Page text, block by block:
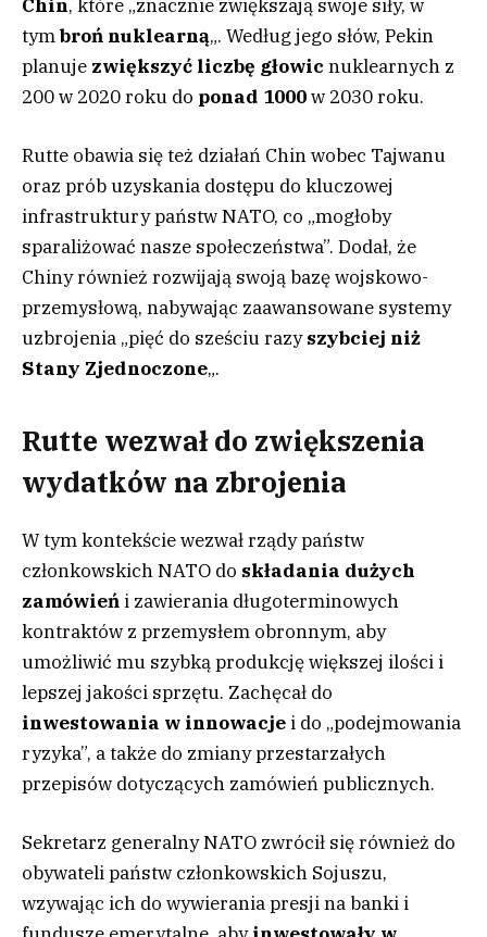
Chin, które „znacznie zwiększają swoje siły, w
tymbroń nuklearną„. Według jego słów, Pekin
planuje zwiększyć liczbę głowic nuklearnych z
200 w 2020 roku do ponad 1000w 2030 roku.
Rutte obawia się też działań Chin wobec Tajwanu
oraz prób uzyskania dostępu do kluczowej
infrastruktury państw NATO, co „mogłoby
sparaliżować nasze społeczeństwa”. Dodał, że
Chiny również rozwijają swoją bazę wojskowo-
przemysłową, nabywając zaawansowane systemy
uzbrojenia „pięć do sześciu razyszybciej niż
Stany Zjednoczone„.
Rutte wezwał do zwiększenia
wydatków na zbrojenia
W tym kontekście wezwał rządy państw
członkowskich NATO do składania dużych
zamówień i zawierania długoterminowych
kontraktów z przemysłem obronnym, aby
umożliwić mu szybką produkcję większej ilości i
lepszej jakości sprzętu. Zachęcał do
inwestowania w innowacje i do „podejmowania
ryzyka”, a także do zmiany przestarzałych
przepisów dotyczących zamówień publicznych.
Sekretarz generalny NATO zwrócił się również do
obywateli państw członkowskich Sojuszu,
wzywając ich do wywierania presji na banki i